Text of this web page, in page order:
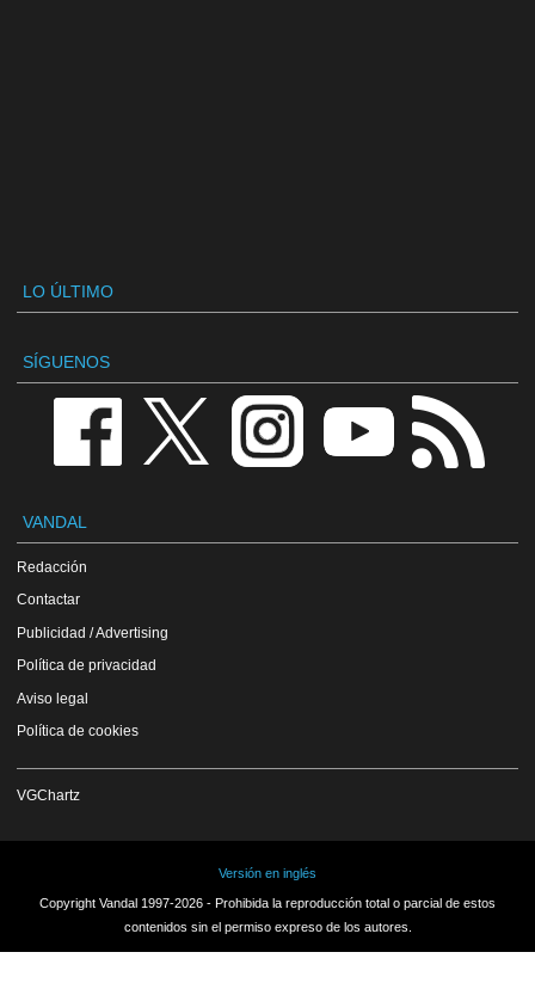
LO ÚLTIMO
SÍGUENOS
VANDAL
Redacción
Contactar
Publicidad / Advertising
Política de privacidad
Aviso legal
Política de cookies
VGChartz
Versión en inglés
Copyright Vandal 1997-2026 - Prohibida la reproducción total o parcial de estos
contenidos sin el permiso expreso de los autores.